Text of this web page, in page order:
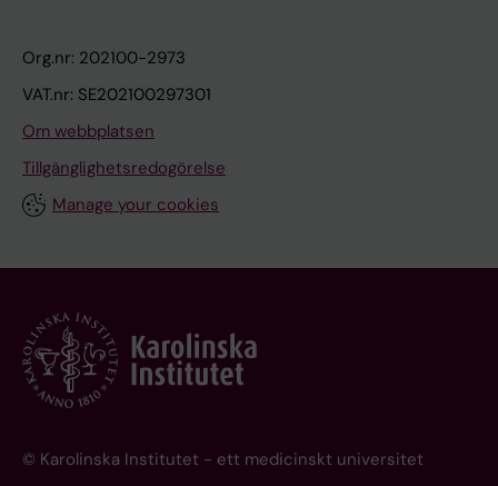
Org.nr: 202100-2973
VAT.nr: SE202100297301
Om webbplatsen
Tillgänglighetsredogörelse
Manage your cookies
© Karolinska Institutet - ett medicinskt universitet